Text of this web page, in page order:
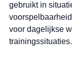
gebruikt in
voor dagelijkse
trainingssituaties.